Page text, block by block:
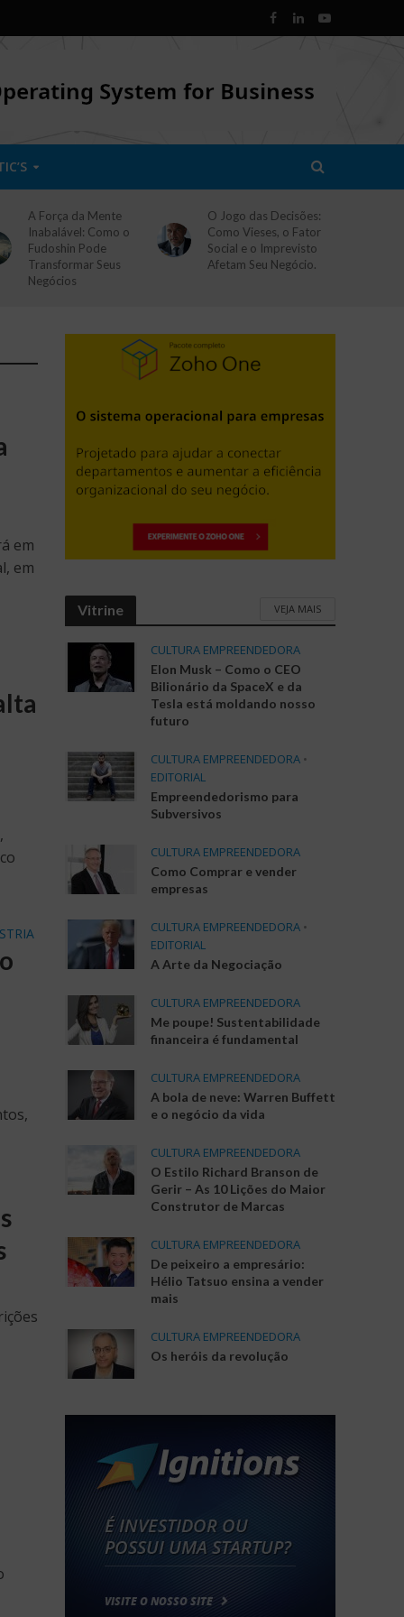
A Força da Mente
Inabalável: Como o
Fudoshin Pode
Transformar Seus
Negócios
O Jogo das Decisões:
Como Vieses, o Fator
Social e o Imprevisto
Afetam Seu Negócio.
em
em
Vitrine VEJA MAIS
CULTURA EMPREENDEDORA
Elon Musk – Como o CEO
Bilionário da SpaceX e da
Tesla está moldando nosso
futuro
CULTURA EMPREENDEDORA •
EDITORIAL
Empreendedorismo para
Subversivos
CULTURA EMPREENDEDORA
Como Comprar e vender
empresas
CULTURA EMPREENDEDORA •
EDITORIAL
A Arte da Negociação
CULTURA EMPREENDEDORA
Me poupe! Sustentabilidade
financeira é fundamental
CULTURA EMPREENDEDORA
A bola de neve: Warren Buffett
e o negócio da vida
CULTURA EMPREENDEDORA
O Estilo Richard Branson de
Gerir – As 10 Lições do Maior
Construtor de Marcas
CULTURA EMPREENDEDORA
De peixeiro a empresário:
Hélio Tatsuo ensina a vender
mais
CULTURA EMPREENDEDORA
Os heróis da revolução